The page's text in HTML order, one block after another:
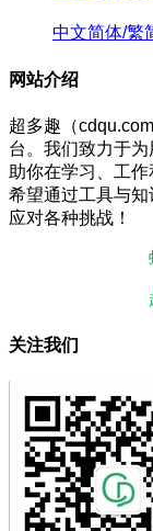
中文简体/繁
网站介绍
超多趣（
台。我们致力于
助你在学习、工作
希望通过工具与
应对各种挑战！
关注我们